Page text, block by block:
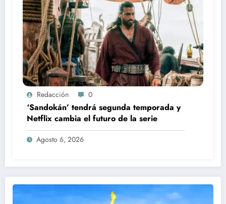
Redacción 0
‘Sandokán’ tendrá segunda temporada y
Netflix cambia el futuro de la serie
Agosto 6, 2026